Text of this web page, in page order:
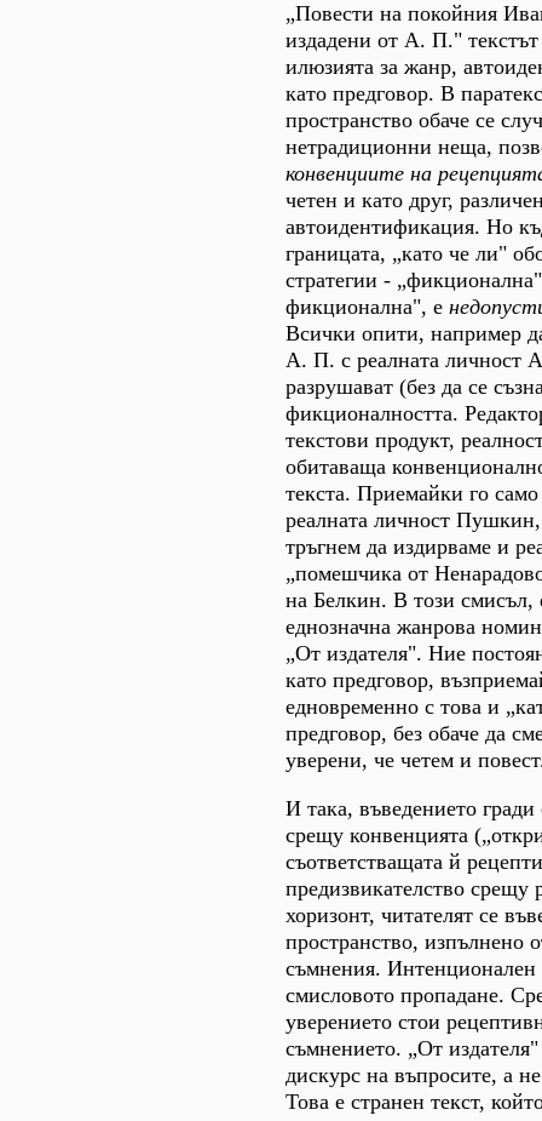
„Повести на покойния
издадени от А. П."
илюзията за жанр,
като предговор. В
пространство обаче се
нетрадиционни неща,
конвенциите на
четен и като друг,
автоидентификация. Но
границата, „като че ли"
стратегии -
фикционална", е
Всички опити, например
А. П. с реалната личност
разрушават (без да се
фикционалността.
текстови продукт,
обитаваща
текста. Приемайки го
реалната личност
тръгнем да издирваме и
„помешчика от
на Белкин. В този смисъл,
еднозначна жанрова
„От издателя". Ние
като предговор,
едновременно с това и
предговор, без обаче да
уверени, че четем и
И така, въведението гради
срещу конвенцията
съответстващата й
предизвикателство срещу
хоризонт, читателят се
пространство, изпълнено
съмнения. Интенционален
смисловото пропадане.
уверението стои
съмнението. „От
дискурс на въпросите, а
Това е странен текст,